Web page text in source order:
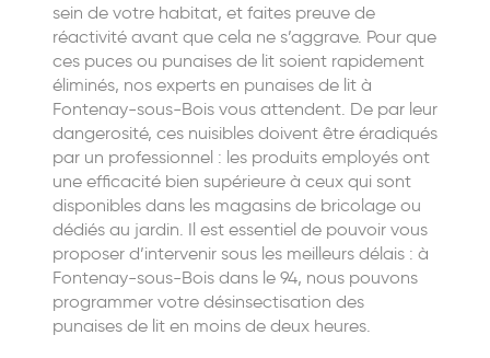
sein de votre habitat, et faites preuve de
réactivité avant que cela ne s’aggrave. Pour que
ces puces ou punaises de lit soient rapidement
éliminés, nos experts en punaises de lit à
Fontenay-sous-Bois vous attendent. De par leur
dangerosité, ces nuisibles doivent être éradiqués
par un professionnel : les produits employés ont
une efficacité bien supérieure à ceux qui sont
disponibles dans les magasins de bricolage ou
dédiés au jardin. Il est essentiel de pouvoir vous
proposer d’intervenir sous les meilleurs délais : à
Fontenay-sous-Bois dans le 94, nous pouvons
programmer votre désinsectisation des
punaises de lit en moins de deux heures.